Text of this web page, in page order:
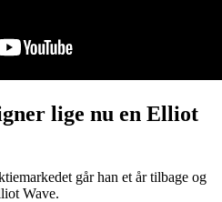
lige nu en Elliot
går han et år tilbage og
Wave.